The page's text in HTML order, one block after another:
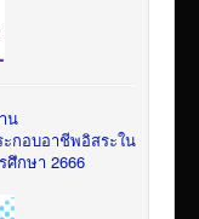
น
ะกอบอาชีพอิสระใน
ศึกษา 2666